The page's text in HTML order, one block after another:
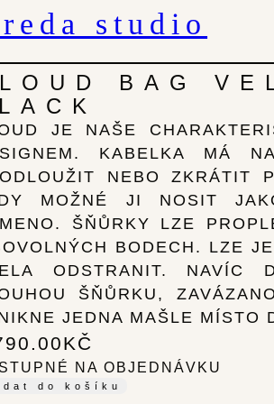
studio
BAG
JE NAŠE
KABELKA MÁ
NEBO ZKRÁTIT
MOŽNÉ JI NOSIT
ŠŇŮRKY LZE
BODECH. LZE
ODSTRANIT. NAVÍC
ŠŇŮRKU,
JEDNA MAŠLE MÍSTO
KČ
NA OBJEDNÁVKU
do košíku